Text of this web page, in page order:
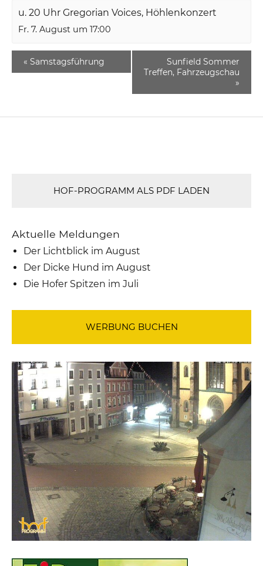
u. 20 Uhr Gregorian Voices, Höhlenkonzert
Fr. 7. August um 17:00
« Samstagsführung
Sunfield Sommer
Treffen, Fahrzeugschau
»
HOF-PROGRAMM ALS PDF LADEN
Aktuelle Meldungen
Der Lichtblick im August
Der Dicke Hund im August
Die Hofer Spitzen im Juli
WERBUNG BUCHEN